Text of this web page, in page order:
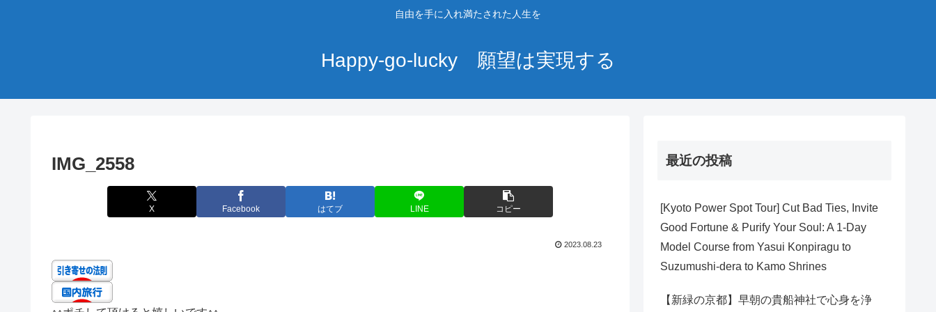
自由を手に入れ満たされた人生を
Happy-go-lucky 願望は実現する
IMG_2558
X Facebook はてブ LINE コピー
2023.08.23
最近の投稿
[Kyoto Power Spot Tour] Cut Bad Ties, Invite
Good Fortune & Purify Your Soul: A 1-Day
Model Course from Yasui Konpiragu to
Suzumushi-dera to Kamo Shrines
【新緑の京都】早朝の貴船神社で心身を浄